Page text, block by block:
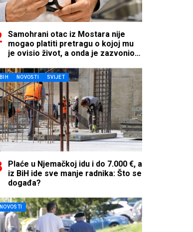
Samohrani otac iz Mostara nije
mogao platiti pretragu o kojoj mu
je ovisio život, a onda je zazvonio
BIH NOVOSTI SVIJET
Plaće u Njemačkoj idu i do 7.000 €, a
iz BiH ide sve manje radnika: Što se
događa?
NOVOSTI